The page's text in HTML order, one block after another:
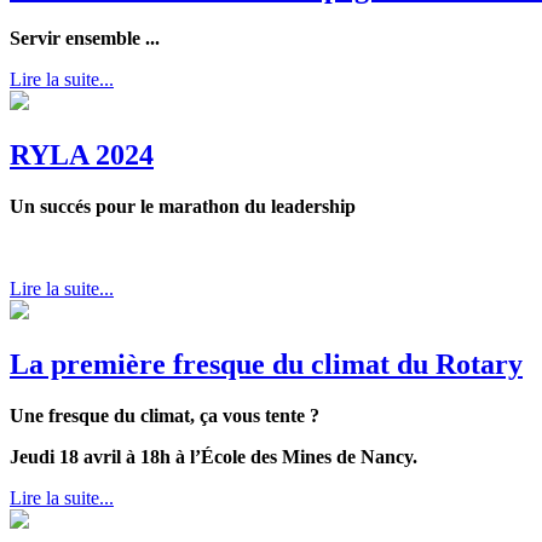
Servir ensemble ...
Lire la suite...
RYLA 2024
Un succés pour le marathon du leadership
Lire la suite...
La première fresque du climat du Rotary
Une fresque du climat, ça vous tente ?
Jeudi 18 avril à 18h à l’École des Mines de Nancy.
Lire la suite...